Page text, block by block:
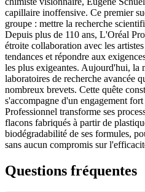
capillaire inoffensive. Ce premier
groupe : mettre la recherche
Depuis plus de 110 ans, L'Oréal
étroite collaboration avec les
tendances et répondre aux
les plus exigeantes. Aujourd'hui, la
laboratoires de recherche avancée
nombreux brevets. Cette quête
s'accompagne d'un engagement
Professionnel transforme ses
flacons fabriqués à partir de
biodégradabilité de ses formules,
sans aucun compromis sur
Questions fréquentes